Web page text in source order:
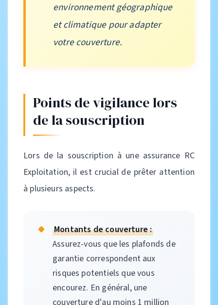
environnement géographique
et climatique pour adapter
votre couverture.
Points de vigilance lors
de la souscription
Lors de la souscription à une assurance RC
Exploitation, il est crucial de prêter attention
à plusieurs aspects.
Montants de couverture :
Assurez-vous que les plafonds de
garantie correspondent aux
risques potentiels que vous
encourez. En général, une
couverture d'au moins 1 million